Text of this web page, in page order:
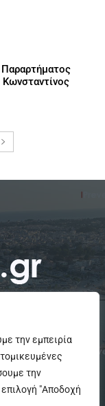
την εμπειρία
την
"Αποδοχή
για την
Κοινωνικά,